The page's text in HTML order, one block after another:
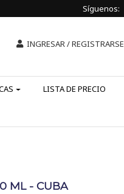
Síguenos:
INGRESAR / REGISTRARSE
LISTA DE PRECIO
ML - CUBA